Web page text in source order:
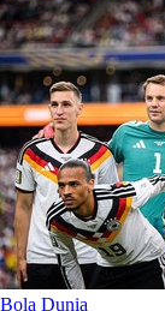
Bola Dunia